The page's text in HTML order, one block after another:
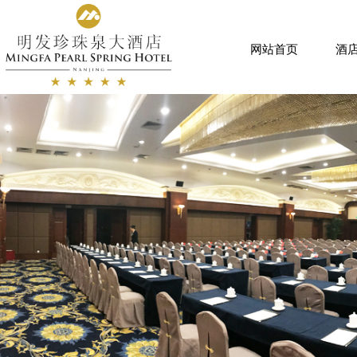
网站首页 酒